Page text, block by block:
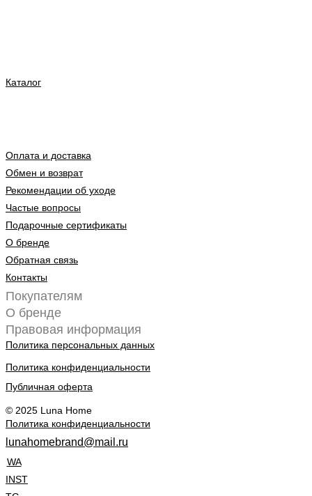
Каталог
Оплата и доставка
Обмен и возврат
Рекомендации об уходе
Частые вопросы
Подарочные сертификаты
О бренде
Обратная связь
Контакты
Покупателям
О бренде
Правовая информация
Политика персональных данных
Политика конфиденциальности
Публичная оферта
© 2025 Luna Home
Политика конфиденциальности
lunahomebrand@mail.ru
WA
INST